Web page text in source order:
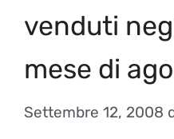
venduti
mese di
Settembre 12, 2008